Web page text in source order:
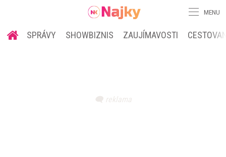
MENU
SPRÁVY SHOWBIZNIS ZAUJÍMAVOSTI